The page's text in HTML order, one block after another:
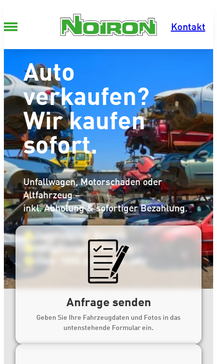
Kontakt
Auto
verkaufen?
Wir kaufen
sofort.
Unfallwagen, Motorschaden oder
Altfahrzeug –
inkl. Abholung & sofortiger Bezahlung.
Zertifizierter Betrieb
Langjährige Erfahrung
Über 1000 Autos pro Jahr
Anfrage senden
Geben Sie Ihre Fahrzeugdaten und Fotos in das
untenstehende Formular ein.